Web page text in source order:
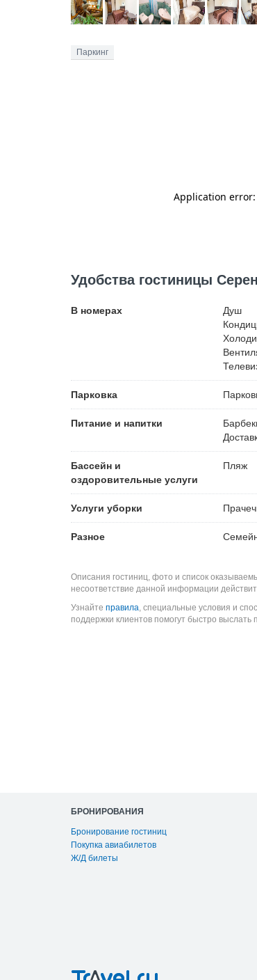
Паркинг
Удобства гостиницы
В номерах
Душ
Парковка
Питание и напитки
Бассейн и
оздоровительные услуги
Пляж
Услуги уборки
Разное
Описания гостиниц, фото и список
несоответствие данной информации
Узнайте правила, специальные условия и
поддержки клиентов помогут быстро
БРОНИРОВАНИЯ
Бронирование гостиниц
Покупка авиабилетов
Ж/Д билеты